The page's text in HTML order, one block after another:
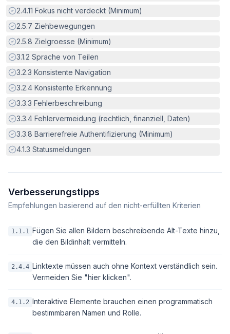
Erfüllt:
2.4.11 Fokus nicht verdeckt (Minimum)
Erfüllt:
2.5.7 Ziehbewegungen
Erfüllt:
2.5.8 Zielgroesse (Minimum)
Erfüllt:
3.1.2 Sprache von Teilen
Erfüllt:
3.2.3 Konsistente Navigation
Erfüllt:
3.2.4 Konsistente Erkennung
Erfüllt:
3.3.3 Fehlerbeschreibung
Erfüllt:
3.3.4 Fehlervermeidung (rechtlich, finanziell, Daten)
Erfüllt:
3.3.8 Barrierefreie Authentifizierung (Minimum)
Erfüllt:
4.1.3 Statusmeldungen
Verbesserungstipps
Empfehlungen basierend auf den nicht-erfüllten Kriterien
1.1.1 Fügen Sie allen Bildern beschreibende Alt-Texte hinzu,
die den Bildinhalt vermitteln.
2.4.4 Linktexte müssen auch ohne Kontext verständlich sein.
Vermeiden Sie "hier klicken".
4.1.2 Interaktive Elemente brauchen einen programmatisch
bestimmbaren Namen und Rolle.